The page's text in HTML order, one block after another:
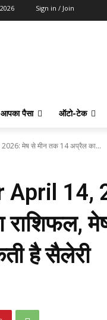
Sign in / Join
आपका पैसा ऑटो-टेक
मेष से मीन तक 14 अप्रैल का...
14,
है सैलेरी